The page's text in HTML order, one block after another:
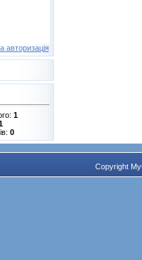
авторизація
1
0
Copyright